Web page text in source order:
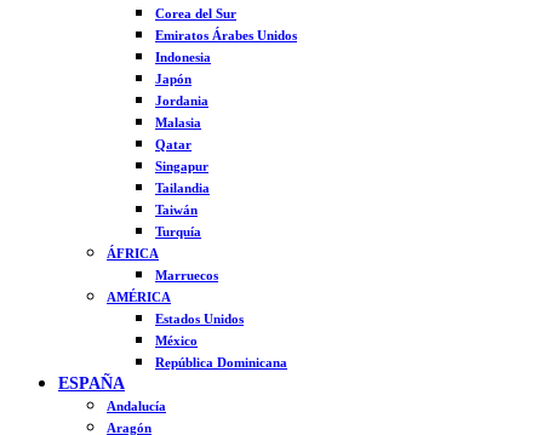
Corea del Sur
Emiratos Árabes Unidos
Indonesia
Japón
Jordania
Malasia
Qatar
Singapur
Tailandia
Taiwán
Turquía
ÁFRICA
Marruecos
AMÉRICA
Estados Unidos
México
República Dominicana
ESPAÑA
Andalucía
Aragón